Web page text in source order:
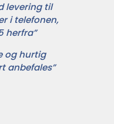
levering til
i telefonen,
herfra”
og hurtig
anbefales”